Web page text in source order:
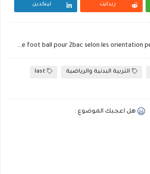
ريدايت لينكدين
Un nouveau cycle de foot ball pour 2bac selon les orientation pedagogiques 2007
التربية البدنية والرياضية
last
هل اعجبك الموضوع :